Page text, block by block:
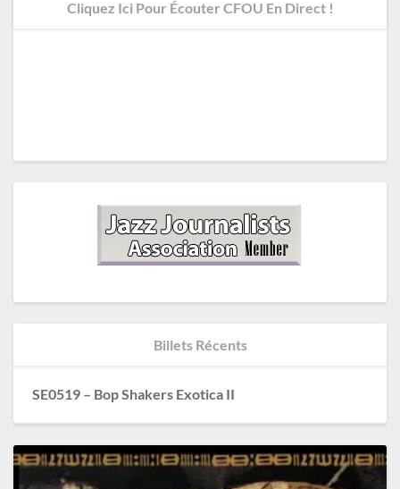
Cliquez Ici Pour Écouter CFOU En Direct !
Billets Récents
SE0519 – Bop Shakers Exotica II